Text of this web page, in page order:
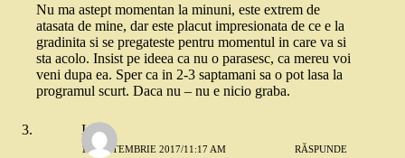
Nu ma astept momentan la minuni, este extrem de
atasata de mine, dar este placut impresionata de ce e la
gradinita si se pregateste pentru momentul in care va si
sta acolo. Insist pe ideea ca nu o parasesc, ca mereu voi
veni dupa ea. Sper ca in 2-3 saptamani sa o pot lasa la
programul scurt. Daca nu – nu e nicio graba.
Irina
19 SEPTEMBRIE 2017/11:17 AM RĂSPUNDE